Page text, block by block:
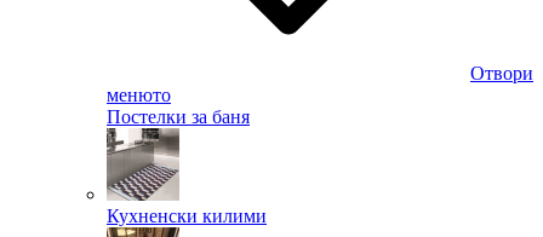
Отвори
менюто
Постелки за баня
Кухненски килими